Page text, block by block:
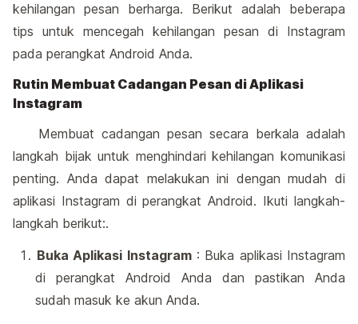
kehilangan pesan berharga. Berikut adalah beberapa
tips untuk mencegah kehilangan pesan di Instagram
pada perangkat Android Anda.
Rutin Membuat Cadangan Pesan di Aplikasi
Instagram
Membuat cadangan pesan secara berkala adalah
langkah bijak untuk menghindari kehilangan komunikasi
penting. Anda dapat melakukan ini dengan mudah di
aplikasi Instagram di perangkat Android. Ikuti langkah-
langkah berikut:.
Buka Aplikasi Instagram: Buka aplikasi Instagram
di perangkat Android Anda dan pastikan Anda
sudah masuk ke akun Anda.